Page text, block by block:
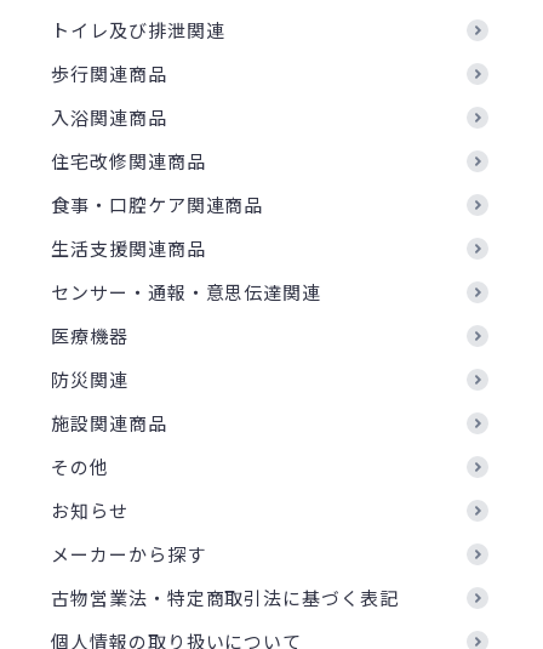
トイレ及び排泄関連
歩行関連商品
入浴関連商品
住宅改修関連商品
食事・口腔ケア関連商品
生活支援関連商品
センサー・通報・意思伝達関連
医療機器
防災関連
施設関連商品
その他
お知らせ
メーカーから探す
古物営業法・特定商取引法に基づく表記
個人情報の取り扱いについて